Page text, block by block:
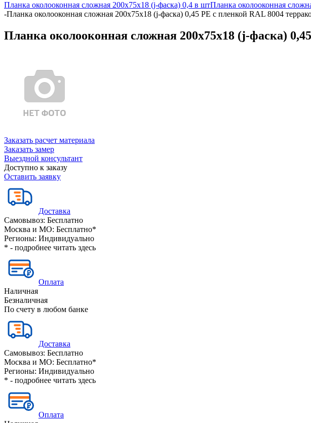
Планка околооконная сложная 200х75х18 (j-фаска) 0,4 в штПланка околооконная
-Планка околооконная сложная 200х75х18 (j-фаска) 0,45 PE с пленкой RAL 8004
Планка околооконная сложная 200х75х18 (j-фаска)
Заказать расчет материала
Заказать замер
Выездной консультант
Доступно к заказу
Оставить заявку
Доставка
Самовывоз: Бесплатно
Москва и МО: Бесплатно*
Регионы: Индивидуально
* - подробнее читать здесь
Оплата
Наличная
Безналичная
По счету в любом банке
Доставка
Самовывоз: Бесплатно
Москва и МО: Бесплатно*
Регионы: Индивидуально
* - подробнее читать здесь
Оплата